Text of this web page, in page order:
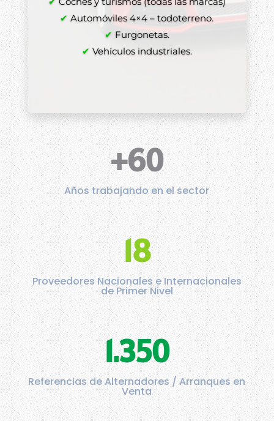
✔ Automóviles 4×4 – todoterreno.
✔ Furgonetas.
✔ Vehículos industriales.
+60
Años trabajando en el sector
18
Proveedores Nacionales e Internacionales
de Primer Nivel
1.350
Referencias de Alternadores / Arranques en
Venta